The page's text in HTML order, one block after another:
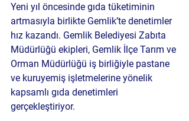
Yeni yıl öncesinde gıda tüketiminin
artmasıyla birlikte Gemlik’te denetimler
hız kazandı. Gemlik Belediyesi Zabıta
Müdürlüğü ekipleri, Gemlik İlçe Tarım ve
Orman Müdürlüğü iş birliğiyle pastane
ve kuruyemiş işletmelerine yönelik
kapsamlı gıda denetimleri
gerçekleştiriyor.